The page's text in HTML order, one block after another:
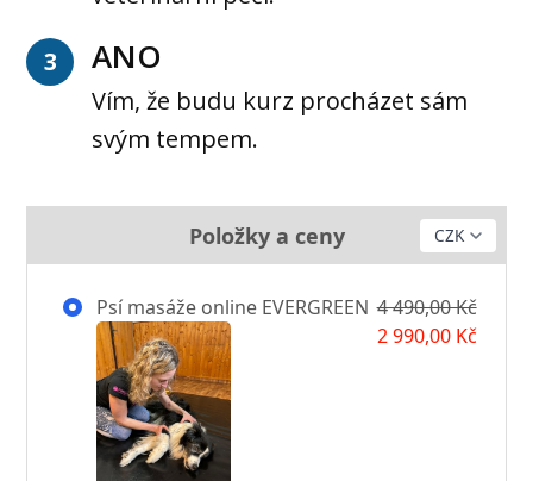
3 ANO
Vím, že budu kurz procházet sám
svým tempem.
Položky a ceny
Psí masáže online EVERGREEN 4 490,00 Kč
2 990,00 Kč